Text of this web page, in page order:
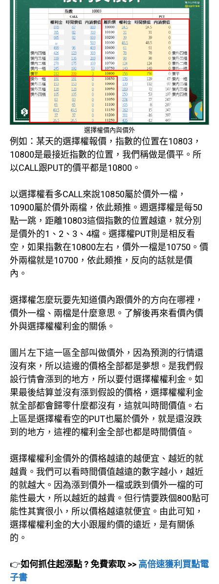
選擇權價內與價外
例如：某天的選擇權報價，指數的位置在10803，
10800是最接近指數的位置，我們稱做是價平。所
以CALL跟PUT的價平都是10800。
以選擇權看多CALL來說10850屬於價外一檔，
10900屬於價外兩檔，依此類推。週選擇權是每50
點一跳，距離10803這個指數的位置越遠，就分別
是價外的1、2、3、4檔。選擇權PUT則是相反看
空，如果指數在10800左右，價外一檔是10750。價
外兩檔就是10700，依此類推，反向的話就是價
內。
選擇權怎麼玩要先知道價內跟價外的方向在哪裡，
價外一檔、兩檔是什麼意思。了解後再來看價內價
外與選擇權權利金的關係。
圖片左下這一區全部叫做價外，因為預測的行情還
沒有來，所以這邊的價格全部都是夢想。是我們假
設行情會漲到的地方，所以要付選擇權權利金。如
果最後結算並沒有漲到假設的價格，選擇權權利金
就全部都會歸零什麼都沒有，這就叫時間價值。右
上區是選擇權看空的PUT也屬於價外，就是還沒跌
到的地方，這裡的權利金全部也都是時間價值。
選擇權權利金價外的價格越遠的越便宜、越近的就
越貴。我們可以看時間價值越遠的數字越小，越近
的就越大。因為漲到價外一檔或跌到價外一檔的可
能性最大，所以越近的越貴。但行情要跌個800點可
能性其實很小，所以價格越遠就便宜。由此可知，
選擇權權利金的大小跟履約價的遠近，是有關係
的。
👉如何抓住起漲點 ? 免費索取 >> 高倍速獲利買點電
子書